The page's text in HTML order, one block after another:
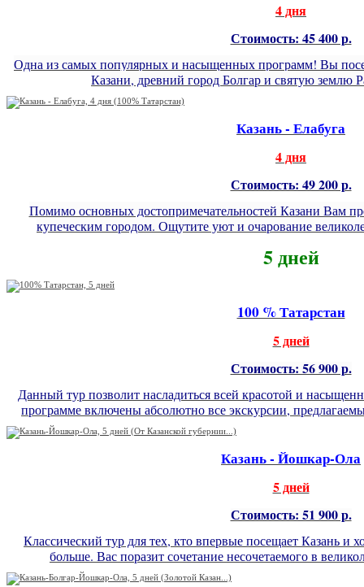
4 дня
Стоимость: 45 400 р.
Одна из самых популярных и насыщенных программ! Вы
Казани, древний город Болгар и святую землю
Казань - Елабуга
4 дня
Стоимость: 49 200 р.
Помимо основных достопримечательностей Казани Вам
купеческим городом. Ощутите уют и очарование
5 дней
100 % Татарстан
5 дней
Стоимость: 56 900 р.
Данный тур позволит насладиться всей красотой и
программе включены абсолютно все экскурсии,
Казань - Йошкар-Ола
5 дней
Стоимость: 51 900 р.
Классический тур для тех, кто впервые посещает Казань и
больше. Вас поразит сочетание несочетаемого в